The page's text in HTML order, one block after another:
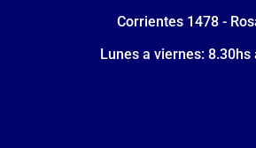
Corrientes 1478 -
Lunes a viernes: 8.30hs